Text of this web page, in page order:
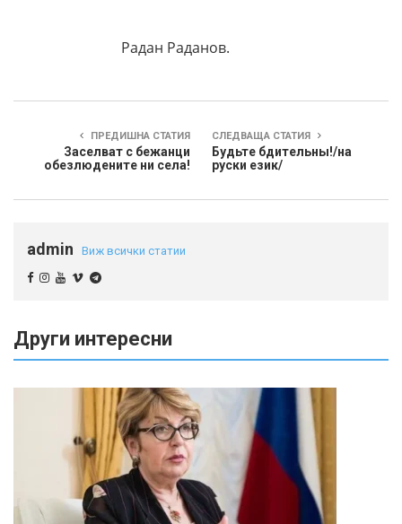
Радан Раданов.
ПРЕДИШНА СТАТИЯ
Заселват с бежанци
обезлюдените ни села!
СЛЕДВАЩА СТАТИЯ
Будьте бдительны!/на
руски език/
admin Виж всички статии
Други интересни